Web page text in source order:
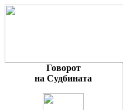
Говорот
на Судбината